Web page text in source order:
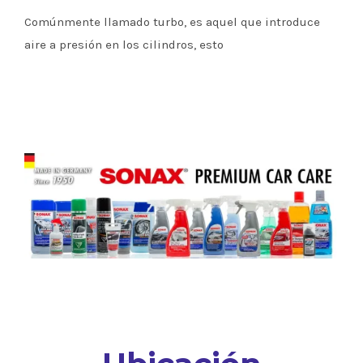
Comúnmente llamado turbo, es aquel que introduce
aire a presión en los cilindros, esto